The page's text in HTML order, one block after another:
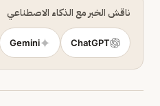
ناقش الخبر مع الذكاء الاصطناعي
ChatGPT
Gemini